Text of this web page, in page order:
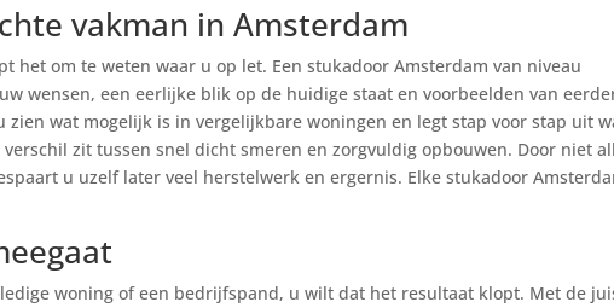
vakman in Amsterdam
het om te weten waar u op let. Een stukadoor Amsterdam van niveau
wensen, een eerlijke blik op de huidige staat en voorbeelden van
zien wat mogelijk is in vergelijkbare woningen en legt stap voor stap uit
zit tussen snel dicht smeren en zorgvuldig opbouwen. Door niet
u uzelf later veel herstelwerk en ergernis. Elke stukadoor
woning of een bedrijfspand, u wilt dat het resultaat klopt. Met de